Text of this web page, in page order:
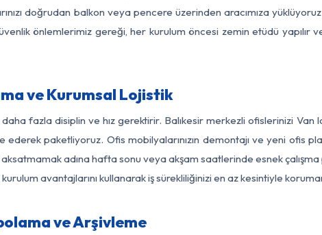
doğrudan balkon veya pencere üzerinden aracımıza
önlemlerimiz gereği, her kurulum öncesi zemin etüdü
ve Kurumsal Lojistik
daha fazla disiplin ve hız gerektirir. Balıkesir merkezli ofislerinizi
paketliyoruz. Ofis mobilyalarınızın demontajı ve yeni ofis
adına hafta sonu veya akşam saatlerinde esnek çalışma
avantajlarını kullanarak iş sürekliliğinizi en az kesintiyle
ve Arşivleme